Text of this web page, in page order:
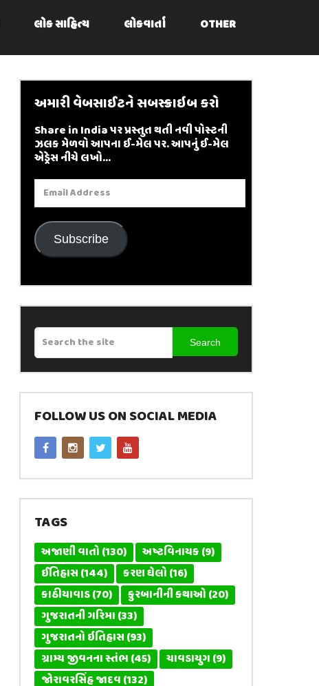
લોક સાહિત્ય લોકવાર્તા OTHER
અમારી વેબસાઈટને સબસ્ક્રાઇબ કરો
Share in India પર પ્રસ્તુત થતી નવી પોસ્ટની
ઝલક મેળવો આપના ઈ-મેલ પર. આપનું ઈ-મેલ
એડ્રેસ નીચે લખો...
Email
Address
Subscribe
Search
FOLLOW US ON SOCIAL MEDIA
TAGS
અજાણી વાતો(130) અષ્ટવિનાયક(9)
ઈતિહાસ(144) કરણ ઘેલો(16)
કાઠીયાવાડ(70) કુરબાનીની કથાઓ(20)
ગુજરાતની ગરિમા(33)
ગુજરાતનો ઇતિહાસ(93)
ગ્રામ્ય જીવનના સ્તંભ(45) ચાવડાયુગ(9)
જોરાવરસિંહ જાદવ(132)